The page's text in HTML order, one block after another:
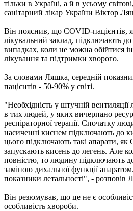
тільки в Україні, а й в усьому світові,
санітарний лікар України Віктор
Він пояснив, що COVID-пацієнтів,
лікувальний заклад, підключають
випадках, коли не можна обійтися
лікування та підтримки хворого.
За словами Ляшка, середній
пацієнтів - 50-90% у світі.
"Необхідність у штучній вентиляції
в тих людей, у яких вичерпано
респіраторної терапії. Спочатку
насиченні киснем підключають до
цього підключають такі апарати,
запускають кисень до легень. Але
повністю, то людину підключають
заміною дихальної функції
показники летальності", - розповів
Він резюмував, що це не є
особливість хвороби.